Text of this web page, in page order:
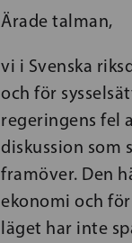
Ärade talman,
vi i Svenska
och för
regeringens fel
diskussion som
framöver. Den
ekonomi och
läget har inte